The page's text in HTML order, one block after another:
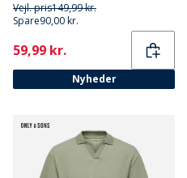
Vejl. pris149,99 kr.
Spare90,00 kr.
Current
59,99 kr.
Nyheder